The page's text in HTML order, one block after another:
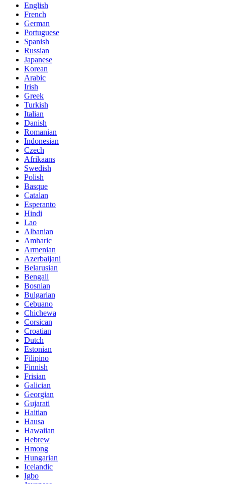
English
French
German
Portuguese
Spanish
Russian
Japanese
Korean
Arabic
Irish
Greek
Turkish
Italian
Danish
Romanian
Indonesian
Czech
Afrikaans
Swedish
Polish
Basque
Catalan
Esperanto
Hindi
Lao
Albanian
Amharic
Armenian
Azerbaijani
Belarusian
Bengali
Bosnian
Bulgarian
Cebuano
Chichewa
Corsican
Croatian
Dutch
Estonian
Filipino
Finnish
Frisian
Galician
Georgian
Gujarati
Haitian
Hausa
Hawaiian
Hebrew
Hmong
Hungarian
Icelandic
Igbo